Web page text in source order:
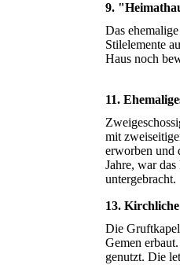
9.
Das
Stilelemente
Haus noch
11.
mit
erworben und
Jahre, war
untergebracht.
13.
Die
Gemen
genutzt. Die